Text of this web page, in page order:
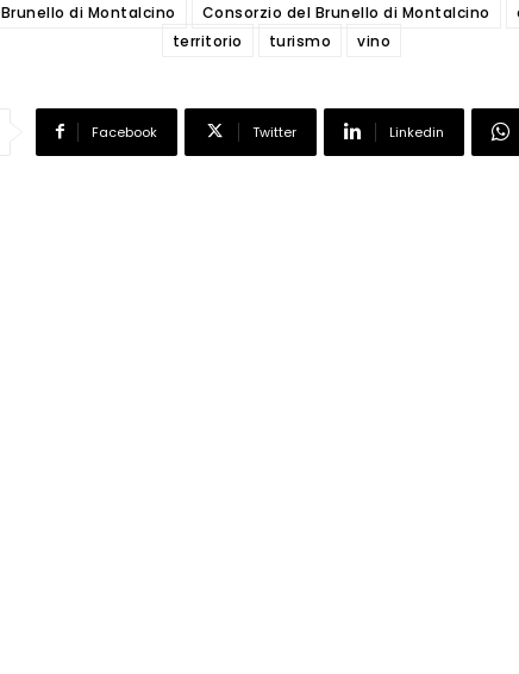
Brunello di Montalcino Consorzio del Brunello di Montalcino
territorio
turismo vino
Facebook Twitter Linkedin